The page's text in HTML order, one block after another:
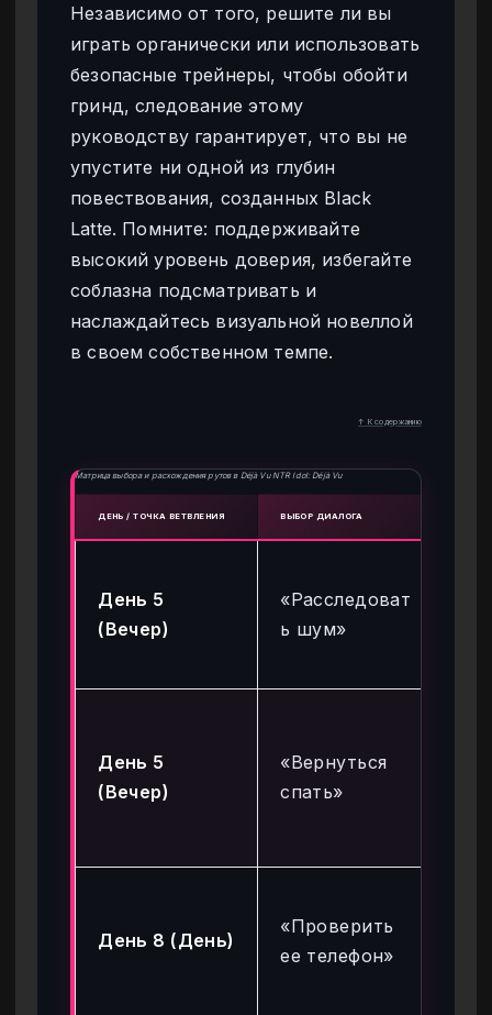
Независимо от того, решите ли вы
играть органически или использовать
безопасные трейнеры, чтобы обойти
гринд, следование этому
руководству гарантирует, что вы не
упустите ни одной из глубин
повествования, созданных Black
Latte. Помните: поддерживайте
высокий уровень доверия, избегайте
соблазна подсматривать и
наслаждайтесь визуальной новеллой
в своем собственном темпе.
↑ К содержанию
Матрица выбора и расхождения рутов в Déjà Vu NTR Idol: Déjà Vu
ДЕНЬ / ТОЧКА ВЕТВЛЕНИЯ ВЫБОР ДИАЛОГА
День 5
(Вечер)
«Расследоват
ь шум»
День 5
(Вечер)
«Вернуться
спать»
День 8 (День)
«Проверить
ее телефон»